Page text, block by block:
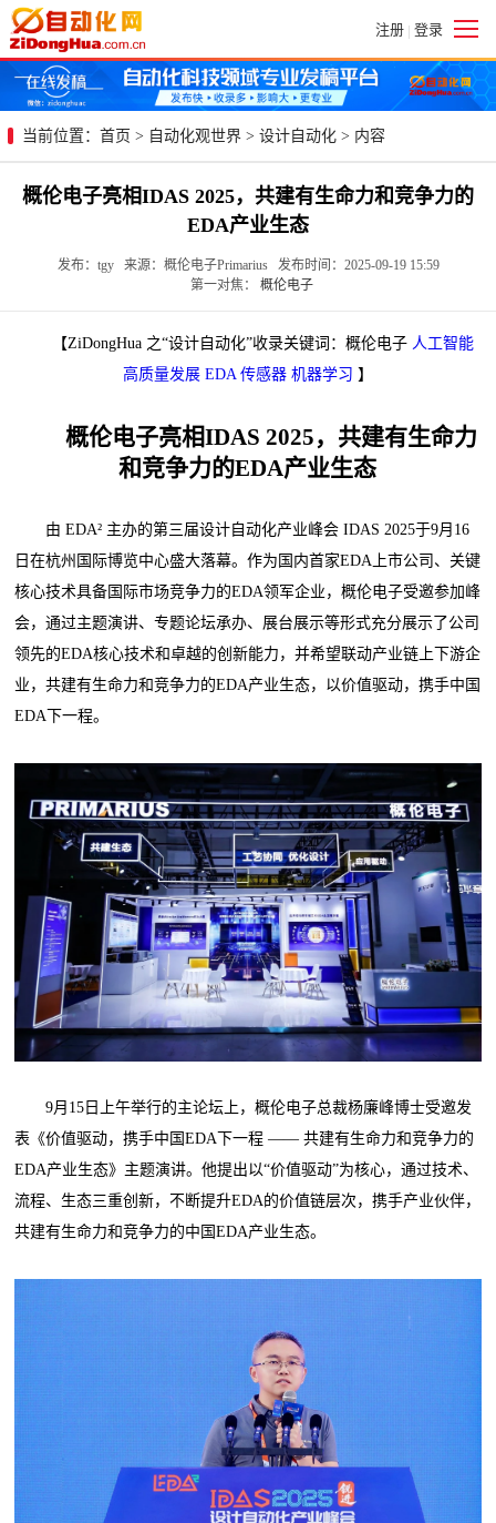
注册 | 登录
当前位置： 首页 > 自动化观世界 > 设计自动化 > 内容
概伦电子亮相IDAS 2025，共建有生命力和竞争力的
EDA产业生态
发布：tgy 来源：概伦电子Primarius 发布时间：2025-09-19 15:59
第一对焦： 概伦电子
【ZiDongHua 之“设计自动化”收录关键词：概伦电子 人工智能
高质量发展 EDA 传感器 机器学习 】
概伦电子亮相IDAS 2025，共建有生命力
和竞争力的EDA产业生态
由 EDA² 主办的第三届设计自动化产业峰会 IDAS 2025于9月16
日在杭州国际博览中心盛大落幕。作为国内首家EDA上市公司、关键
核心技术具备国际市场竞争力的EDA领军企业，概伦电子受邀参加峰
会，通过主题演讲、专题论坛承办、展台展示等形式充分展示了公司
领先的EDA核心技术和卓越的创新能力，并希望联动产业链上下游企
业，共建有生命力和竞争力的EDA产业生态，以价值驱动，携手中国
EDA下一程。
9月15日上午举行的主论坛上，概伦电子总裁杨廉峰博士受邀发
表《价值驱动，携手中国EDA下一程 —— 共建有生命力和竞争力的
EDA产业生态》主题演讲。他提出以“价值驱动”为核心，通过技术、
流程、生态三重创新，不断提升EDA的价值链层次，携手产业伙伴，
共建有生命力和竞争力的中国EDA产业生态。